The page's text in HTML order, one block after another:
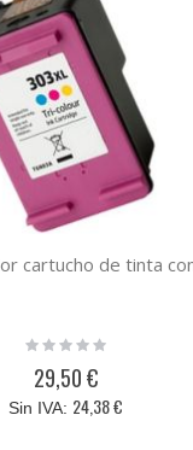
Rating:
29,50 €
24,38 €